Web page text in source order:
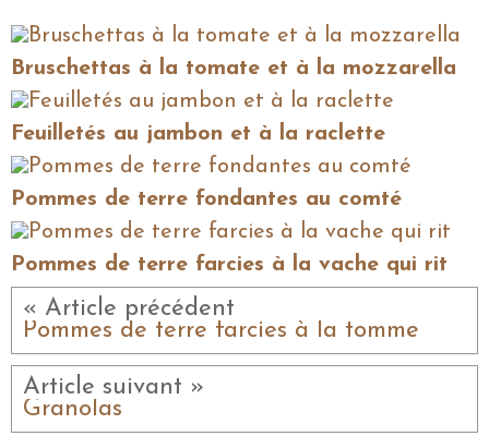
Bruschettas à la tomate et à la mozzarella
Feuilletés au jambon et à la raclette
Pommes de terre fondantes au comté
Pommes de terre farcies à la vache qui rit
« Article précédent
Pommes de terre farcies à la tomme
Article suivant »
Granolas